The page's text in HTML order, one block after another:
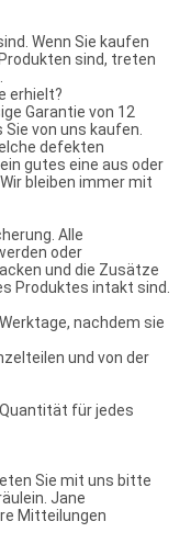
Wenn Sie kaufen
sind, treten
erhielt?
Garantie von 12
von uns kaufen.
defekten
gutes eine aus oder
bleiben immer mit
Alle
oder
und die Zusätze
Produktes intakt sind.
nachdem sie
und von der
Quantität für jedes
Sie mit uns bitte
Jane
Mitteilungen